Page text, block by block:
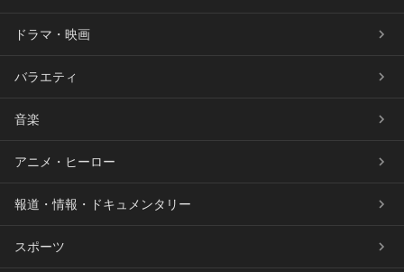
ドラマ・映画
バラエティ
音楽
アニメ・ヒーロー
報道・情報・ドキュメンタリー
スポーツ